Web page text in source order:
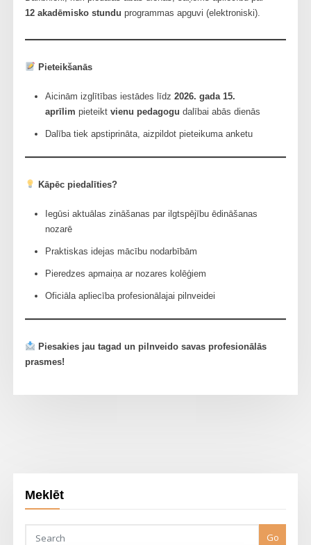
12 akadēmisko stundu programmas apguvi (elektroniski).
Pieteikšanās
Aicinām izglītības iestādes līdz 2026. gada 15.
aprīlim pieteikt vienu pedagogu dalībai abās dienās
Dalība tiek apstiprināta, aizpildot pieteikuma anketu
Kāpēc piedalīties?
Iegūsi aktuālas zināšanas par ilgtspējību ēdināšanas
nozarē
Praktiskas idejas mācību nodarbībām
Pieredzes apmaiņa ar nozares kolēģiem
Oficiāla apliecība profesionālajai pilnveidei
Piesakies jau tagad un pilnveido savas profesionālās
prasmes!
Meklēt
Go